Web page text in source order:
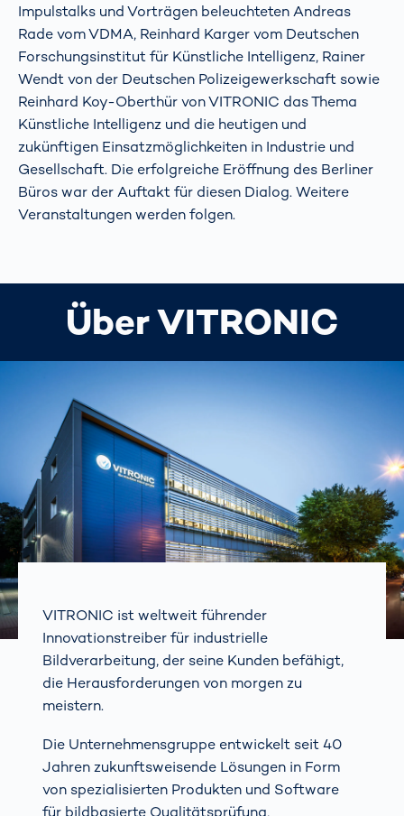
Impulstalks und Vorträgen beleuchteten Andreas
Rade vom VDMA, Reinhard Karger vom Deutschen
Forschungsinstitut für Künstliche Intelligenz, Rainer
Wendt von der Deutschen Polizeigewerkschaft sowie
Reinhard Koy-Oberthür von VITRONIC das Thema
Künstliche Intelligenz und die heutigen und
zukünftigen Einsatzmöglichkeiten in Industrie und
Gesellschaft. Die erfolgreiche Eröffnung des Berliner
Büros war der Auftakt für diesen Dialog. Weitere
Veranstaltungen werden folgen.
Über VITRONIC
VITRONIC ist weltweit führender
Innovationstreiber für industrielle
Bildverarbeitung, der seine Kunden befähigt,
die Herausforderungen von morgen zu
meistern.
Die Unternehmensgruppe entwickelt seit 40
Jahren zukunftsweisende Lösungen in Form
von spezialisierten Produkten und Software
für bildbasierte Qualitätsprüfung,